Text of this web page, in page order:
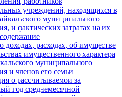
учреждений, находящихся в
муниципального
и фактических затратах на их
доходах, расходах, об имуществе
имущественного характера
муниципального
и членов его семьи
о рассчитываемой за
год среднемесячной